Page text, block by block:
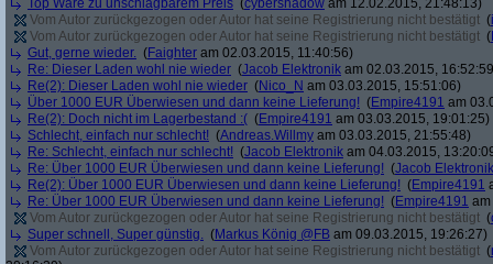
Top Ware zu unschlagbarem Preis (cybershadow am 12.02.2015, 21:48:13)
Vom Autor zurückgezogen oder Autor hat seine Registrierung nicht bestätigt (
Vom Autor zurückgezogen oder Autor hat seine Registrierung nicht bestätigt (
Gut, gerne wieder. (Faighter am 02.03.2015, 11:40:56)
Re: Dieser Laden wohl nie wieder (Jacob Elektronik am 02.03.2015,
Re(2): Dieser Laden wohl nie wieder (Nico_N am 03.03.2015, 15:51:06)
Über 1000 EUR Überwiesen und dann keine Lieferung! (Empire4191 am
Re(2): Doch nicht im Lagerbestand :( (Empire4191 am 03.03.2015, 19:01:25)
Schlecht, einfach nur schlecht! (Andreas.Willmy am 03.03.2015, 21:55:48)
Re: Schlecht, einfach nur schlecht! (Jacob Elektronik am 04.03.2015,
Re: Über 1000 EUR Überwiesen und dann keine Lieferung! (Jacob Elektronik
Re(2): Über 1000 EUR Überwiesen und dann keine Lieferung! (Empire4191
Re: Über 1000 EUR Überwiesen und dann keine Lieferung! (Empire4191
Vom Autor zurückgezogen oder Autor hat seine Registrierung nicht bestätigt (
Super schnell, Super günstig. (Markus König @FB am 09.03.2015, 19:26:27)
Vom Autor zurückgezogen oder Autor hat seine Registrierung nicht bestätigt (